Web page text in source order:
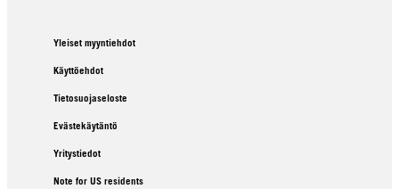
Yleiset myyntiehdot
Käyttöehdot
Tietosuojaseloste
Evästekäytäntö
Yritystiedot
Note for US residents